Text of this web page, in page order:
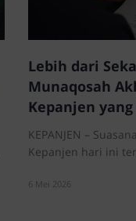
Lebih dari
Munaqosah
Kepanjen
KEPANJEN – Suasana di lingkungan SMK Islam
Kepanjen hari ini
6 Mei 2026